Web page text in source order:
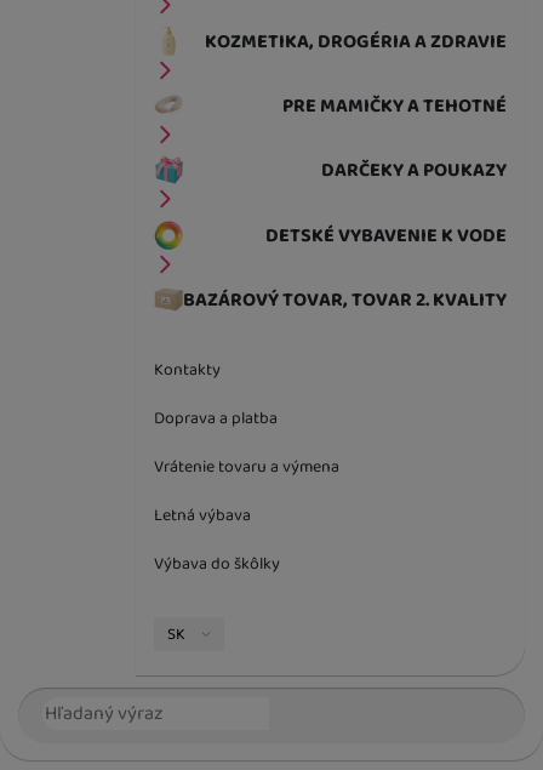
KOZMETIKA, DROGÉRIA A ZDRAVIE
PRE MAMIČKY A TEHOTNÉ
DARČEKY A POUKAZY
DETSKÉ VYBAVENIE K VODE
BAZÁROVÝ TOVAR, TOVAR 2. KVALITY
Kontakty
Doprava a platba
Vrátenie tovaru a výmena
Letná výbava
Výbava do škôlky
Jazyková verzia
SK
Vyhľadávanie